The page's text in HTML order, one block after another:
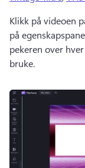
Klikk på videoen
på
pekeren over
bruke.